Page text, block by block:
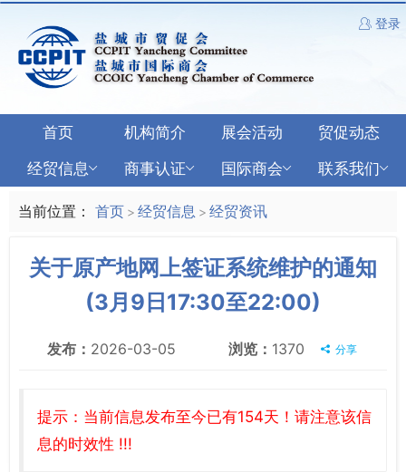
登录
首页 机构简介 展会活动
贸促动态
经贸信息
商事认证 国际商会 联系我们
当前位置： 首页 > 经贸信息 > 经贸资讯
关于原产地网上签证系统维护的通知
(3月9日17:30至22:00)
发布： 2026-03-05 浏览： 1370 分享
提示：当前信息发布至今已有154天！请注意该信
息的时效性 !!!